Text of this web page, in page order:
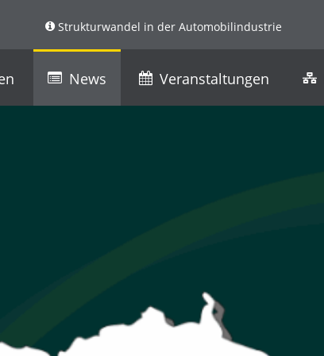
Strukturwandel in der Automobilindustrie
News Veranstaltungen